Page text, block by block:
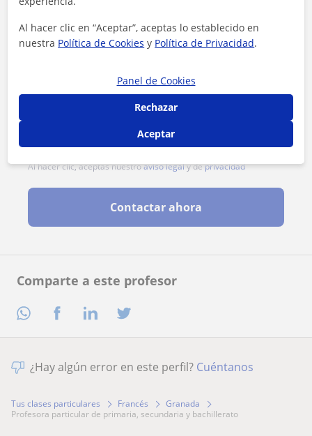
Comparte a este profesor
Al hacer clic, aceptas nuestroaviso legaly deprivacidad
Contactar ahora
¿Hay algún error en este perfil? Cuéntanos
Tus clases particulares Francés
Granada
profesora particular de primaria, secundaria y bachillerato
Al hacer clic en “Aceptar”, aceptas lo establecido en
nuestra Política de Cookies y Política de Privacidad.
Panel de Cookies
Rechazar
Aceptar